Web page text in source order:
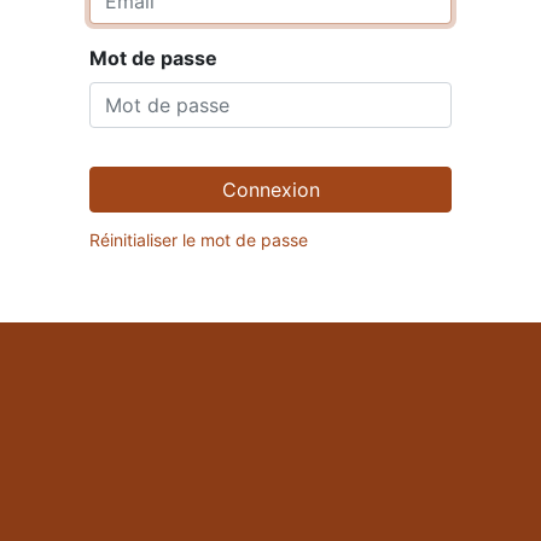
Mot de passe
Connexion
Réinitialiser le mot de passe